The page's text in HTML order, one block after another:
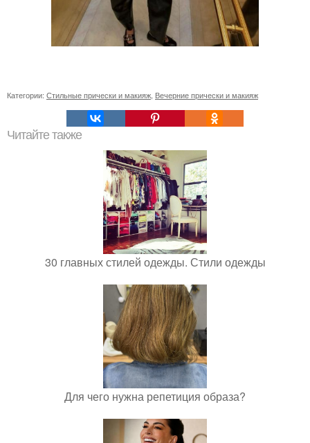
Категории: Стильные прически и макияж Вечерние прически и макияж
Читайте также
30 главных стилей одежды. Стили одежды
Для чего нужна репетиция образа?